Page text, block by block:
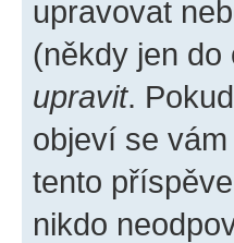
upravovat
(někdy jen
upravit.
objeví se
tento
nikdo